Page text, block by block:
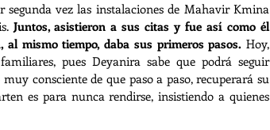
vez las instalaciones de Mahavir Kmina
Juntos, asistieron a sus citas y fue así como él
mismo tiempo, daba sus primeros pasos. Hoy,
pues Deyanira sabe que podrá seguir
consciente de que paso a paso, recuperará su
es para nunca rendirse, insistiendo a quienes